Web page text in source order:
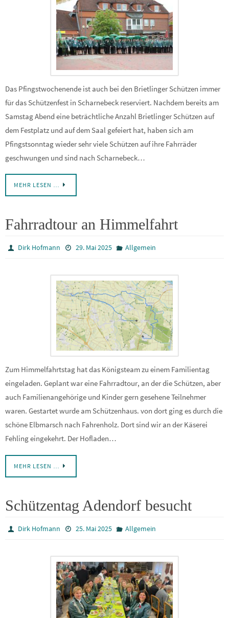
Das Pfingstwochenende ist auch bei den Brietlinger Schützen immer
für das Schützenfest in Scharnebeck reserviert. Nachdem bereits am
Samstag Abend eine beträchtliche Anzahl Brietlinger Schützen auf
dem Festplatz und auf dem Saal gefeiert hat, haben sich am
Pfingstsonntag wieder sehr viele Schützen auf ihre Fahrräder
geschwungen und sind nach Scharnebeck…
MEHR LESEN …
Fahrradtour an Himmelfahrt
Dirk Hofmann 29. Mai 2025 Allgemein
Zum Himmelfahrtstag hat das Königsteam zu einem Familientag
eingeladen. Geplant war eine Fahrradtour, an der die Schützen, aber
auch Familienangehörige und Kinder gern gesehene Teilnehmer
waren. Gestartet wurde am Schützenhaus. von dort ging es durch die
schöne Elbmarsch nach Fahrenholz. Dort sind wir an der Käserei
Fehling eingekehrt. Der Hofladen…
MEHR LESEN …
Schützentag Adendorf besucht
Dirk Hofmann 25. Mai 2025 Allgemein